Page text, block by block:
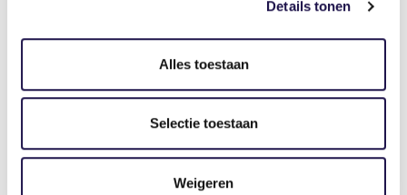
Details tonen
Alles toestaan
Selectie toestaan
Weigeren
ondernemers die arbeidsmigranten uitbuiten –
wat mensonterend is. Toch denk ik dat de regels
versimpeld kunnen worden. Verruim de
keihard op tegen malafide ondernemers.
Tegelijkertijd: uitzenders moeten niet alleen naar